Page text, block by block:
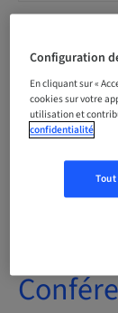
Numéro
Places
1
Configuration
En cliquant sur «
cookies sur votre
utilisation et
confidentialité